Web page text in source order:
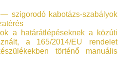
szigorodó kabotázs-szabályok
a határátlépéseknek a közúti
a 165/2014/EU rendelet
történő manuális